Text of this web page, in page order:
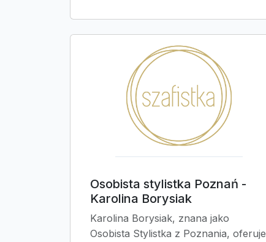
Osobista stylistka Poznań -
Karolina Borysiak
Karolina Borysiak, znana jako
Osobista Stylistka z Poznania, oferuje